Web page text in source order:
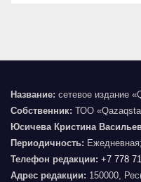
Название: сетевое издание
Собственник: ТОО
Юсичева Кристина
Периодичность: Ежедневная;
Телефон редакции: +7 778
Адрес редакции: 150000,